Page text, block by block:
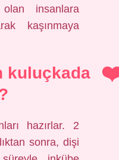
insanlara
kaşınmaya
kuluçkada
hazırlar. 2
sonra, dişi